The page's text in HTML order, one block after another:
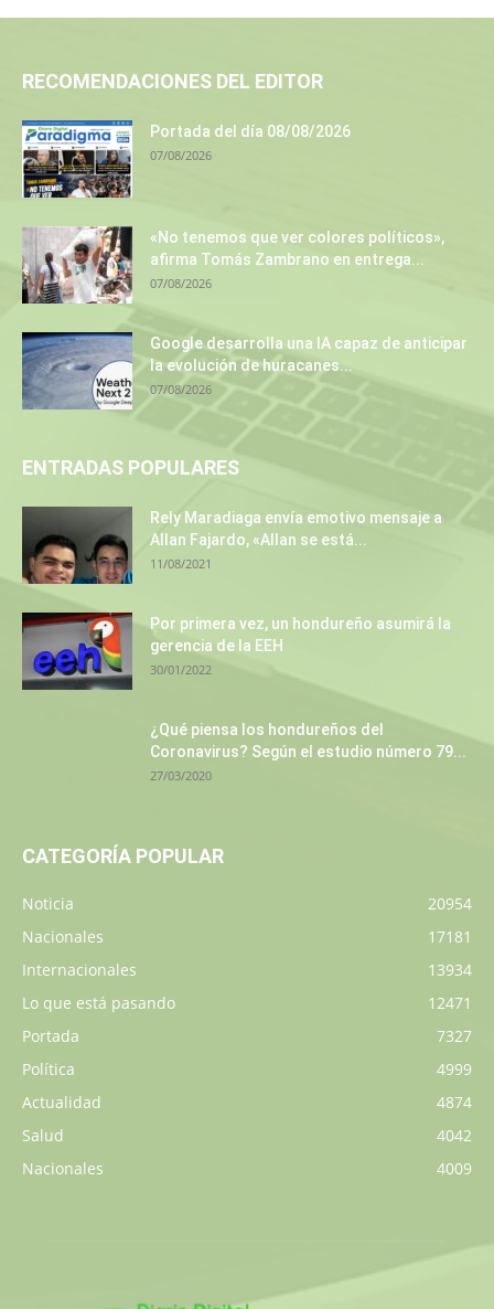
RECOMENDACIONES DEL EDITOR
Portada del día 08/08/2026
07/08/2026
«No tenemos que ver colores políticos»,
afirma Tomás Zambrano en entrega...
07/08/2026
Google desarrolla una IA capaz de anticipar
la evolución de huracanes...
07/08/2026
ENTRADAS POPULARES
Rely Maradiaga envía emotivo mensaje a
Allan Fajardo, «Allan se está...
11/08/2021
Por primera vez, un hondureño asumirá la
gerencia de la EEH
30/01/2022
¿Qué piensa los hondureños del
Coronavirus? Según el estudio número 79...
27/03/2020
CATEGORÍA POPULAR
Noticia
20954
Nacionales
17181
Internacionales
13934
Lo que está pasando
12471
Portada
7327
Política
4999
Actualidad
4874
Salud
4042
Nacionales
4009